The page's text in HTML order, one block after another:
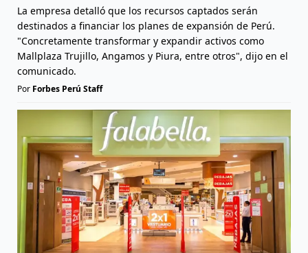
La empresa detalló que los recursos captados serán
destinados a financiar los planes de expansión de Perú.
"Concretamente transformar y expandir activos como
Mallplaza Trujillo, Angamos y Piura, entre otros", dijo en el
comunicado.
Por Forbes Perú Staff